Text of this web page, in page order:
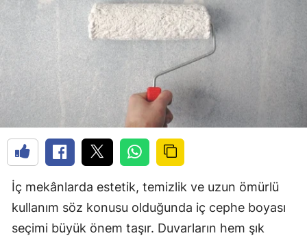
İç mekânlarda estetik, temizlik ve uzun ömürlü
kullanım söz konusu olduğunda iç cephe boyası
seçimi büyük önem taşır. Duvarların hem şık